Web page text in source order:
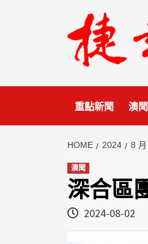
重點新聞 澳聞
HOME 2024 8 月
澳聞
深合區
2024-08-02